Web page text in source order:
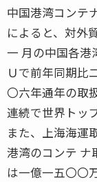
中国港湾コンテ
によると、対外
一 月の中国各港
Ｕで前年同期比
〇六年通年の取
連続で世界トッ
また、上海海運
港湾のコンテ ナ
は一億一五〇〇